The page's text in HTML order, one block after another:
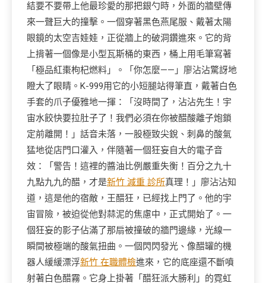
結要不要帶上他最珍愛的那把銀勺時，外面的牆壁傳
來一聲巨大的撞擊。一個穿著黑色燕尾服、戴著太陽
眼鏡的太空吉娃娃，正從牆上的破洞鑽進來。它的背
上揹著一個像是小型瓦斯桶的東西，桶上用毛筆寫著
「極品紅棗枸杞燃料」。「你怎麼——」廖沾沾驚訝地
瞪大了眼睛。K-999用它的小短腿站得筆直，戴著白色
手套的爪子優雅地一揮：「沒時間了，沾沾先生！宇
宙水餃快要拉肚子了！我們必須在你被醋酸離子炮鎖
定前離開！」話音未落，一股極致尖銳、刺鼻的酸氣
猛地從店門口灌入，伴隨著一個狂妄自大的電子音
效：「警告！這裡的醬油比例嚴重失衡！百分之九十
九點九九的醋，才是新竹 減重 診所真理！」廖沾沾知
道，這是他的宿敵，王醋狂，已經找上門了。他的宇
宙冒險，被迫從他對蒜泥的焦慮中，正式開始了。一
個狂妄的影子佔滿了那扇被撞破的牆門邊緣，光線一
瞬間被極端的酸氣扭曲。一個閃閃發光、像醋罐的機
器人緩緩漂浮新竹 在職體檢進來，它的底座還不斷噴
射著白色醋霧。它身上掛著「醋狂派大勝利」的霓虹